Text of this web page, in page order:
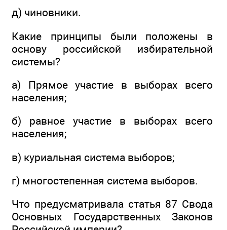
д) чиновники.
Какие принципы были положены в
основу российской избирательной
системы?
а) Прямое участие в выборах всего
населения;
б) равное участие в выборах всего
населения;
в) куриальная система выборов;
г) многостепенная система выборов.
Что предусматривала статья 87 Свода
Основных Государственных Законов